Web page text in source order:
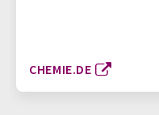
CHEMIE.DE